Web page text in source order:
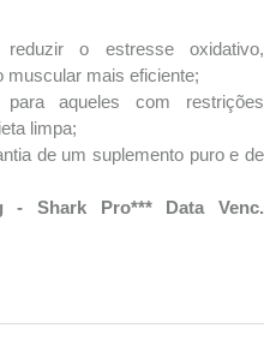
o estresse oxidativo,
muscular mais eficiente;
aqueles com restrições
limpa;
de um suplemento puro e de
- Shark Pro*** Data Venc.